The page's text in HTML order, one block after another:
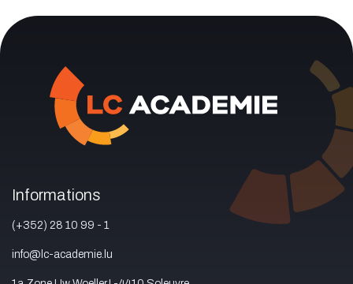
Informations
(+352) 28 10 99 - 1
info@lc-academie.lu